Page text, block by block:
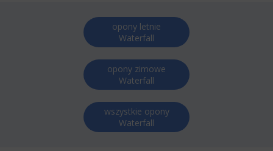
opony letnie
Waterfall
opony zimowe
Waterfall
wszystkie opony
Waterfall